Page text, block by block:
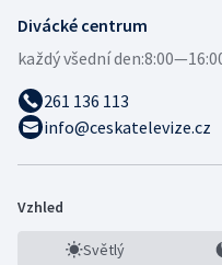
Divácké centrum
každý všední den:
261 136 113
info@ceskatelevize.cz
Vzhled
Světlý